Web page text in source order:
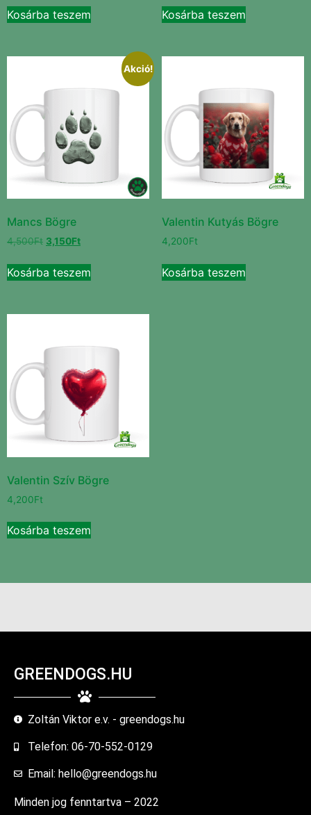
Kosárba teszem Kosárba teszem
Akció!
Mancs Bögre
4,500Ft 3,150Ft
Kosárba teszem
Valentin Kutyás Bögre
4,200Ft
Kosárba teszem
Valentin Szív Bögre
4,200Ft
Kosárba teszem
GREENDOGS.HU
Zoltán Viktor e.v. - greendogs.hu
Telefon: 06-70-552-0129
Email: hello@greendogs.hu
Minden jog fenntartva – 2022